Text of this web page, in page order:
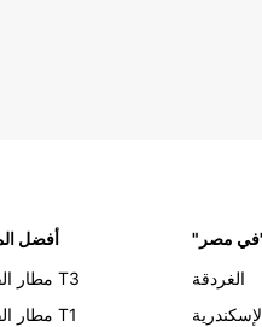
أفضل
مطار القاهرة T3
مطار القاهرة T1
مصر
الغردقة